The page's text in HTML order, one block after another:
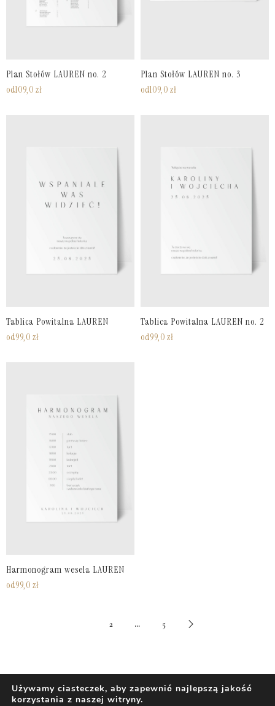
Plan Stołów LAUREN no. 2
od109,0 zł
Plan Stołów LAUREN no. 3
od109,0 zł
Tablica Powitalna LAUREN
od99,0 zł
Tablica Powitalna LAUREN no. 2
od99,0 zł
Harmonogram wesela LAUREN
od99,0 zł
2 … 5
Używamy ciasteczek, aby zapewnić najlepszą jakość
korzystania z naszej witryny.